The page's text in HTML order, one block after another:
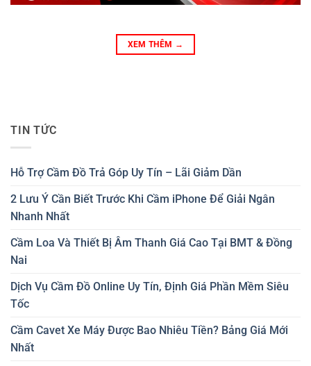
XEM THÊM →
TIN TỨC
Hỗ Trợ Cầm Đồ Trả Góp Uy Tín – Lãi Giảm Dần
2 Lưu Ý Cần Biết Trước Khi Cầm iPhone Để Giải Ngân
Nhanh Nhất
Cầm Loa Và Thiết Bị Âm Thanh Giá Cao Tại BMT & Đồng
Nai
Dịch Vụ Cầm Đồ Online Uy Tín, Định Giá Phần Mềm Siêu
Tốc
Cầm Cavet Xe Máy Được Bao Nhiêu Tiền? Bảng Giá Mới
Nhất